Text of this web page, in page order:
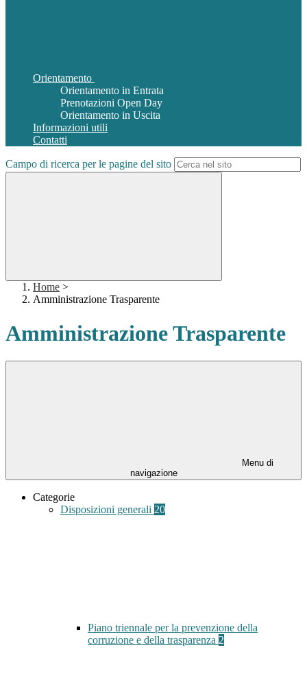
Orientamento
Orientamento in Entrata
Prenotazioni Open Day
Orientamento in Uscita
Informazioni utili
Contatti
Campo di ricerca per le pagine del sito
Home >
Amministrazione Trasparente
Amministrazione Trasparente
Menu di
navigazione
Categorie
Disposizioni generali 20
Piano triennale per la prevenzione della
corruzione e della trasparenza 2